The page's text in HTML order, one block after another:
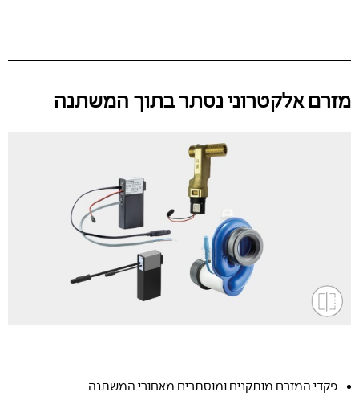
מזרם אלקטרוני נסתר בתוך המשתנה
פקדי המזרם מותקנים ומוסתרים מאחורי המשתנה